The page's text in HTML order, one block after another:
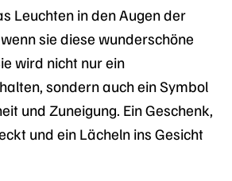
Leuchten in den Augen der
sie diese wunderschöne
wird nicht nur ein
sondern auch ein Symbol
und Zuneigung. Ein Geschenk,
und ein Lächeln ins Gesicht